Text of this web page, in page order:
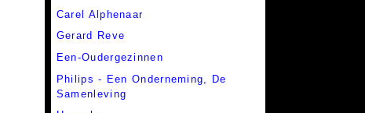
Carel Alphenaar
Gerard Reve
Een-Oudergezinnen
Philips - Een Onderneming, De
Samenleving